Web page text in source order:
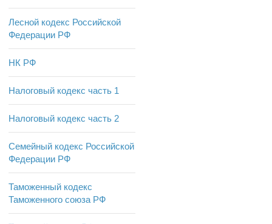
Лесной кодекс Российской
Федерации РФ
НК РФ
Налоговый кодекс часть 1
Налоговый кодекс часть 2
Семейный кодекс Российской
Федерации РФ
Таможенный кодекс
Таможенного союза РФ